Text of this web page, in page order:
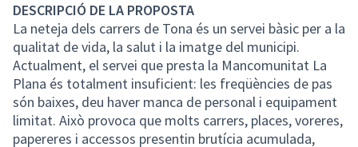
DESCRIPCIÓ DE LA PROPOSTA
La neteja dels carrers de Tona és un servei bàsic per a la
qualitat de vida, la salut i la imatge del municipi.
Actualment, el servei que presta la Mancomunitat La
Plana és totalment insuficient: les freqüències de pas
són baixes, deu haver manca de personal i equipament
limitat. Això provoca que molts carrers, places, voreres,
papereres i accessos presentin brutícia acumulada,